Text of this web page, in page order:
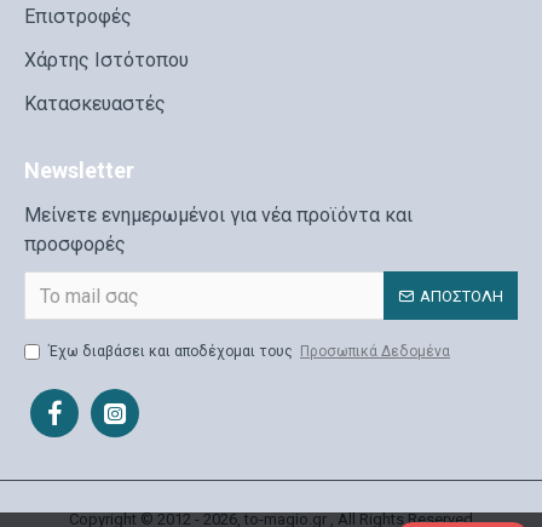
Επιστροφές
Χάρτης Ιστότοπου
Κατασκευαστές
Newsletter
Μείνετε ενημερωμένοι για νέα προϊόντα και
προσφορές
ΑΠΟΣΤΟΛΉ
Έχω διαβάσει και αποδέχομαι τους Προσωπικά Δεδομένα
Copyright © 2012 - 2026, to-magio.gr , All Rights Reserved